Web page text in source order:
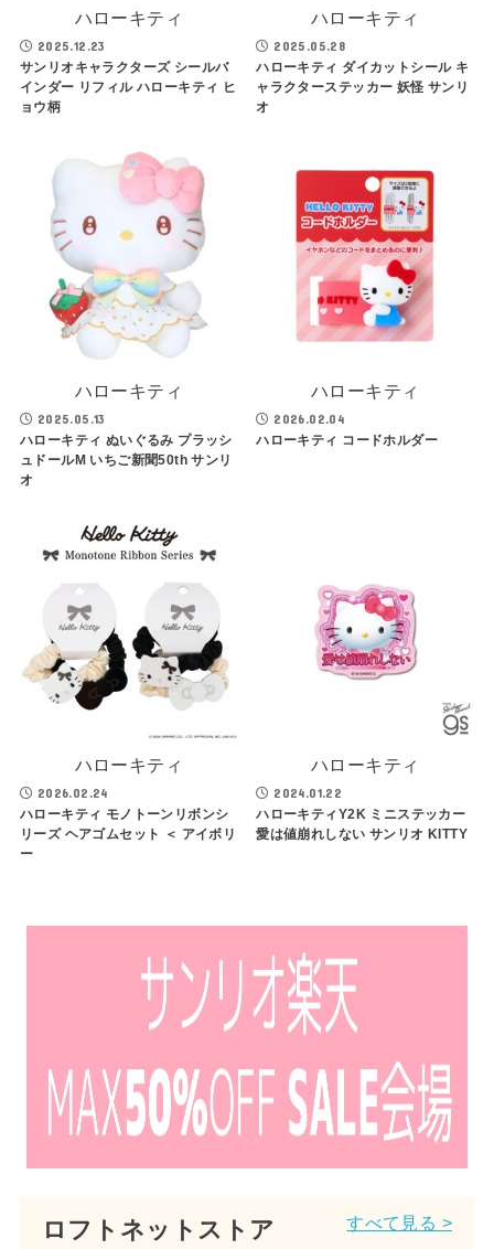
ハローキティ
2025.12.23
サンリオキャラクターズ シールバ
インダー リフィル ハローキティ ヒ
ョウ柄
ハローキティ
2025.05.28
ハローキティ ダイカットシール キ
ャラクターステッカー 妖怪 サンリ
オ
ハローキティ
2025.05.13
ハローキティ ぬいぐるみ プラッシ
ュドールM いちご新聞50th サンリ
オ
ハローキティ
2026.02.04
ハローキティ コードホルダー
ハローキティ
2026.02.24
ハローキティ モノトーンリボンシ
リーズ ヘアゴムセット ＜ アイボリ
ー
ハローキティ
2024.01.22
ハローキティY2K ミニステッカー
愛は値崩れしない サンリオ KITTY
ロフトネットストア すべて見る >